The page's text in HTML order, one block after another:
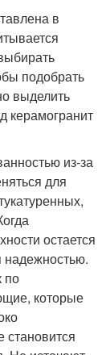
в
подобрать
выделить
керамогранит
из-за
для
остается
надежностью.
по
которые